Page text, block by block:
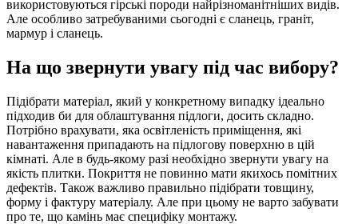
використовуються гірські породи найрізноманітніших видів.
Але особливо затребуваними сьогодні є сланець, граніт,
мармур і сланець.
На що звернути увагу під час вибору?
Підібрати матеріал, який у конкретному випадку ідеально
підходив би для облаштування підлоги, досить складно.
Потрібно врахувати, яка освітленість приміщення, які
навантаження припадають на підлогову поверхню в цій
кімнаті. Але в будь-якому разі необхідно звернути увагу на
якість плитки. Покриття не повинно мати якихось помітних
дефектів. Також важливо правильно підібрати товщину,
форму і фактуру матеріалу. Але при цьому не варто забувати
про те, що камінь має специфіку монтажу.